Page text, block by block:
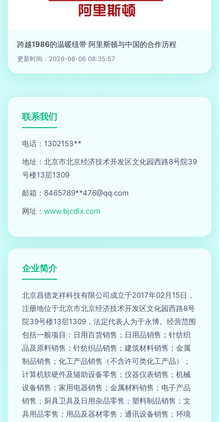
跨越1986的温暖纽带 阿里斯顿与中国的合作历程
更新时间：2026-08-06 08:35:57
联系我们
电话：1302153**
地址：北京市北京经济技术开发区文化园西路8号院39
号楼13层1309
邮箱：8465789**476@qq.com
网址： www.bjcdlx.com
企业简介
北京昌德龙祥科技有限公司成立于2017年02月15日，
注册地位于北京市北京经济技术开发区文化园西路8号
院39号楼13层1309，法定代表人为于永博。经营范围
包括一般项目：日用百货销售；日用品销售；针纺织
品及原料销售；针纺织品销售；建筑材料销售；金属
制品销售；化工产品销售（不含许可类化工产品）；
计算机软硬件及辅助设备零售；仪器仪表销售；机械
设备销售；家用电器销售；金属材料销售；电子产品
销售；厨具卫具及日用杂品零售；塑料制品销售；文
具用品零售；用品及器材零售；通讯设备销售；环境